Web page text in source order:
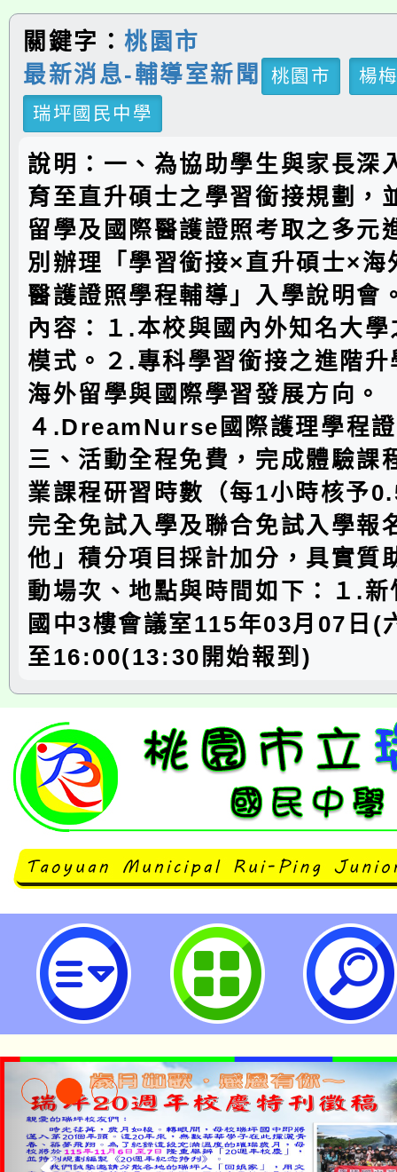
關鍵字：桃園市
最新消息-輔導室新聞
桃園市
楊
瑞坪國民中學
說明：一、為協助學生與家長深
育至直升碩士之學習銜接規劃，
留學及國際醫護證照考取之多元
別辦理「學習銜接×直升碩士×海
醫護證照學程輔導」入學說明會
內容：１.本校與國內外知名大
模式。２.專科學習銜接之進階
海外留學與國際學習發展方向。
４.DreamNurse國際護理學程
三、活動全程免費，完成體驗課
業課程研習時數（每1小時核予
完全免試入學及聯合免試入學報
他」積分項目採計加分，具實質
動場次、地點與時間如下：１.
國中3樓會議室115年03月07日(
至16:00(13:30開始報到)
仁德醫護管理專科學校「115學年
直升碩士 × 海外留學 × 國際醫護
入學說明會」-桃園市立瑞坪國民中